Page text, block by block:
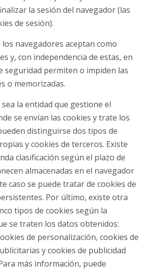
la sesión del navegador (las
de sesión).
navegadores aceptan como
y, con independencia de estas, en
seguridad permiten o impiden las
o memorizadas.
la entidad que gestione el
se envían las cookies y trate los
distinguirse dos tipos de
y cookies de terceros. Existe
clasificación según el plazo de
almacenadas en el navegador
caso se puede tratar de cookies de
Por último, existe otra
tipos de cookies según la
se traten los datos obtenidos:
de personalización, cookies de
y cookies de publicidad
más información, puede